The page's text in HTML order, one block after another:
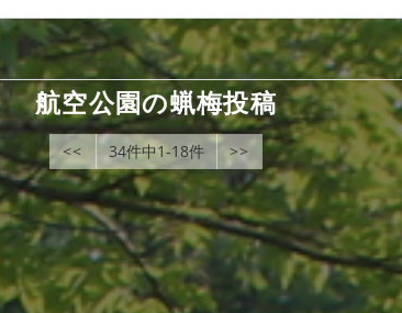
航空公園の蝋梅投稿
<< 34件中1-18件 >>